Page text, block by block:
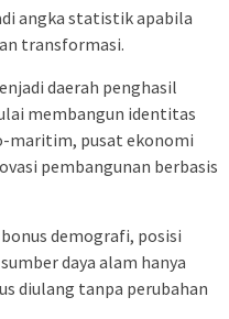
angka statistik apabila
transformasi.
daerah penghasil
membangun identitas
maritim, pusat ekonomi
pembangunan berbasis
demografi, posisi
daya alam hanya
diulang tanpa perubahan